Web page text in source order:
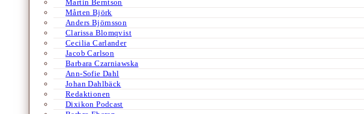
Martin Berntson
Mårten Björk
Anders Björnsson
Clarissa Blomqvist
Cecilia Carlander
Jacob Carlson
Barbara Czarniawska
Ann-Sofie Dahl
Johan Dahlbäck
Redaktionen
Dixikon Podcast